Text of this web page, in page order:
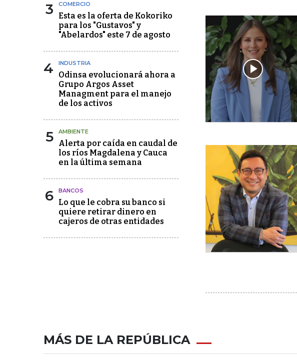
3 COMERCIO
Esta es la oferta de Kokoriko
para los "Gustavos" y
"Abelardos" este 7 de agosto
4 INDUSTRIA
Odinsa evolucionará ahora a
Grupo Argos Asset
Managment para el manejo
de los activos
5 AMBIENTE
Alerta por caída en caudal de
los ríos Magdalena y Cauca
en la última semana
6 BANCOS
Lo que le cobra su banco si
quiere retirar dinero en
cajeros de otras entidades
MÁS DE LA REPÚBLICA